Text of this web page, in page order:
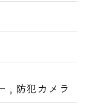
, 防犯カメラ